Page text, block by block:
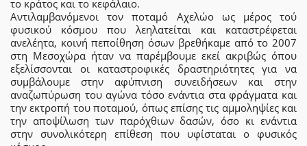
το κράτος και το κεφάλαιο.
Αντιλαµβανόµενοι τον ποταµό Aχελώο ως µέρος τού
φυσικού κόσµου που λεηλατείται και καταστρέφεται
ανελέητα, κοινή πεποίθηση όσων βρεθήκαµε από το 2007
στη Μεσοχώρα ήταν να παρέµβουµε εκεί ακριβώς όπου
εξελίσσονται οι καταστροφικές δραστηριότητες για να
συµβάλουµε στην αφύπνιση συνειδήσεων και στην
αναζωπύρωση του αγώνα τόσο ενάντια στα φράγµατα και
την εκτροπή του ποταµού, όπως επίσης τις αµµοληψίες και
την αποψίλωση των παρόχθιων δασών, όσο κι ενάντια
στην συνολικότερη επίθεση που υφίσταται ο φυσικός